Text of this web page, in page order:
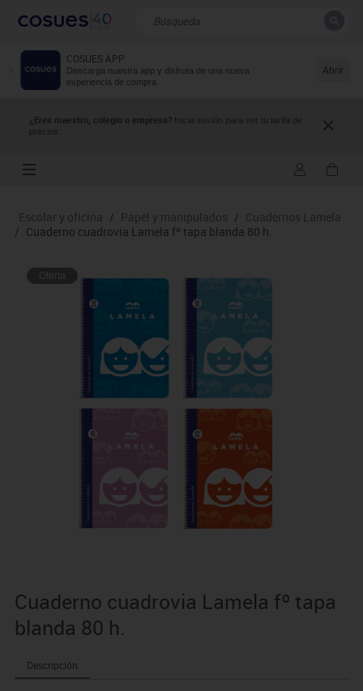
COSUES APP
Descarga nuestra app y disfruta de una nueva
experiencia de compra.
Abrir
¿Eres maestro, colegio o empresa? Inicia sesión para ver tu tarifa de
precios.
Resultados de la búsqueda
Escolar y oficina / Papel y manipulados / Cuadernos Lamela
/ Cuaderno cuadrovia Lamela fº tapa blanda 80 h.
Oferta
Cuaderno cuadrovia Lamela fº tapa
blanda 80 h.
Descripción